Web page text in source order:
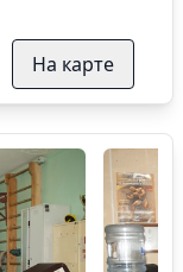
На карте